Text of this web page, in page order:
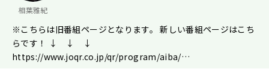
相葉雅紀
※こちらは旧番組ページとなります。 新しい番組ページはこち
らです！ ↓ ↓ ↓
https://www.joqr.co.jp/qr/program/aiba/…